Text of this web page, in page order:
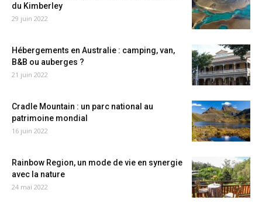
du Kimberley
29 juin 2022
Hébergements en Australie : camping, van,
B&B ou auberges ?
21 juin 2022
Cradle Mountain : un parc national au
patrimoine mondial
16 juin 2022
Rainbow Region, un mode de vie en synergie
avec la nature
24 mai 2022